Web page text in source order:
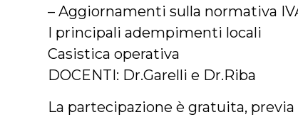
– Aggiornamenti sulla normativa
I principali adempimenti locali
Casistica operativa
DOCENTI: Dr.Garelli e Dr.Riba
La partecipazione è gratuita,